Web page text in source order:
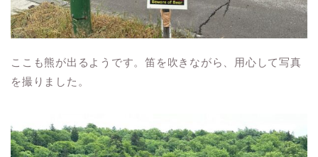
ここも熊が出るようです。笛を吹きながら、用心して写真
を撮りました。